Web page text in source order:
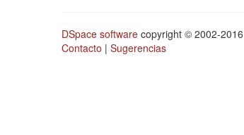
DSpace software copyright © 2002-2016
Contacto | Sugerencias